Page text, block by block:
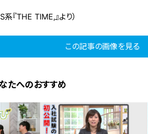
系『THE TIME,』より）
この記事の画像を見る
たへのおすすめ